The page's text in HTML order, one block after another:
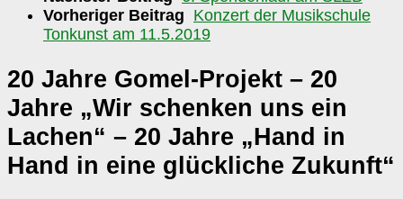
Vorheriger Beitrag Konzert der Musikschule
Tonkunst am 11.5.2019
20 Jahre Gomel-Projekt – 20
Jahre „Wir schenken uns ein
Lachen“ – 20 Jahre „Hand in
Hand in eine glückliche Zukunft“